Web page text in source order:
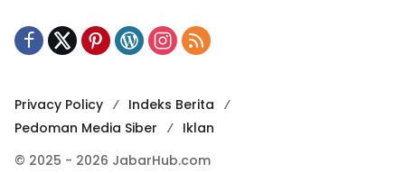
Privacy Policy
Indeks Berita
Pedoman Media Siber
Iklan
© 2025 - 2026 JabarHub.com